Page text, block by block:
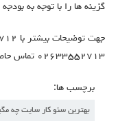
گزینه ها را با توجه به
۰۲۶۳۳۵۵۲۷۱۳ تماس حاصل نمایید.
برچسب ها:
بهترین سئو کار سایت چه